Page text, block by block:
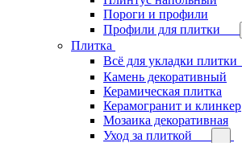
Пороги и профили
Профили для плитки
Плитка
Всё для укладки плитки
Камень декоративный
Керамическая плитка
Керамогранит и клинкер
Мозаика декоративная
Уход за плиткой